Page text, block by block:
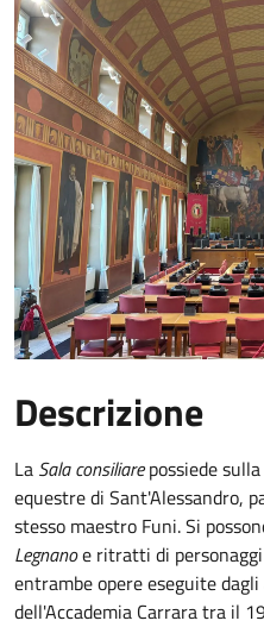
Descrizione
La Sala consiliarepossiede
equestre di Sant'Alessandro,
stesso maestro Funi. Si
Legnanoe ritratti di
entrambe opere eseguite
dell'Accademia Carrara tra il